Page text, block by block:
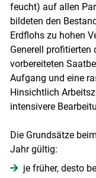
feucht) auf allen
bildeten den
Erdflohs zu hohen
Generell profitierten
vorbereiteten
Aufgang und eine
Hinsichtlich
intensivere
Die Grundsätze
Jahr gültig:
je früher, desto